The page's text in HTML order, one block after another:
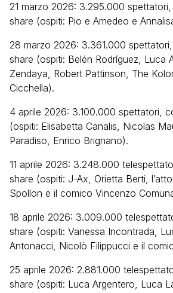
21 marzo 2026: 3.295.000
share (ospiti: Pio e Amedeo e
28 marzo 2026: 3.361.000
share (ospiti: Belén Rodríguez, Luca
Zendaya, Robert Pattinson, The
Cicchella).
4 aprile 2026: 3.100.000 spettatori,
(ospiti: Elisabetta Canalis, Nicolas
Paradiso, Enrico Brignano).
11 aprile 2026: 3.248.000
share (ospiti: J-Ax, Orietta Berti,
Spollon e il comico Vincenzo
18 aprile 2026: 3.009.000
share (ospiti: Vanessa Incontrada,
Antonacci, Nicolò Filippucci e il
25 aprile 2026: 2.881.000
share (ospiti: Luca Argentero, Luca